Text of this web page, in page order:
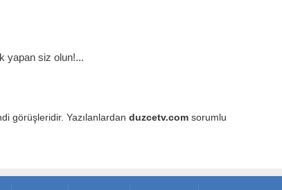
yapan siz olun!...
görüşleridir. Yazılanlardan duzcetv.com sorumlu